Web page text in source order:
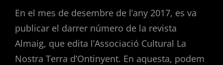
En el mes de desembre de l’any 2017, es va
publicar el darrer número de la revista
Almaig, que edita l’Associació Cultural La
Nostra Terra d’Ontinyent. En aquesta, podem